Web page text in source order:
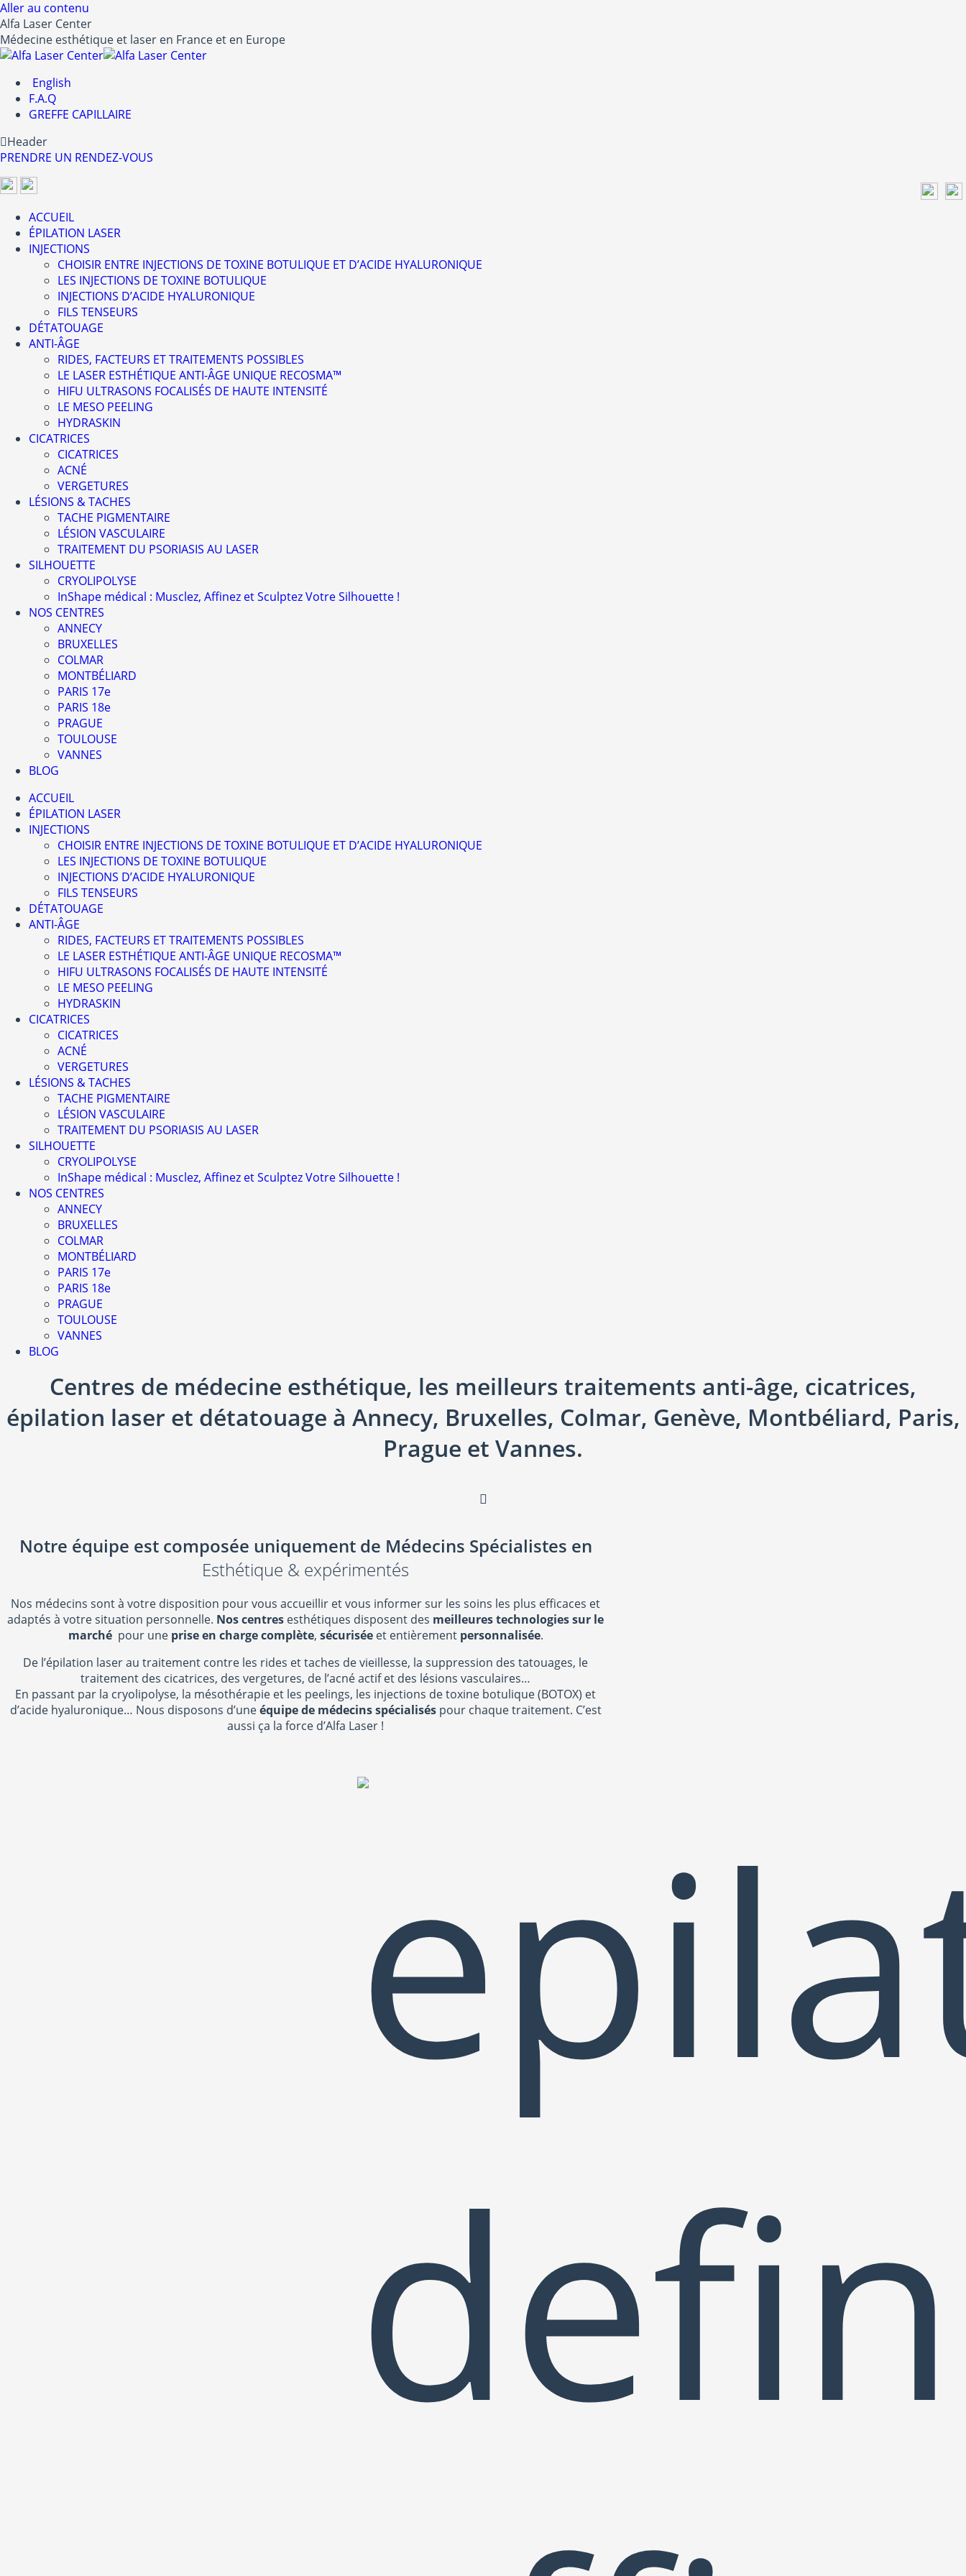
Aller au contenu
Alfa Laser Center
Médecine esthétique et laser en France et en Europe
English
F.A.Q
GREFFE CAPILLAIRE
Header
PRENDRE UN RENDEZ-VOUS
ACCUEIL
ÉPILATION LASER
INJECTIONS
CHOISIR ENTRE INJECTIONS DE TOXINE BOTULIQUE ET D’ACIDE HYALURONIQUE
LES INJECTIONS DE TOXINE BOTULIQUE
INJECTIONS D’ACIDE HYALURONIQUE
FILS TENSEURS
DÉTATOUAGE
ANTI-ÂGE
RIDES, FACTEURS ET TRAITEMENTS POSSIBLES
LE LASER ESTHÉTIQUE ANTI-ÂGE UNIQUE RECOSMA™
HIFU ULTRASONS FOCALISÉS DE HAUTE INTENSITÉ
LE MESO PEELING
HYDRASKIN
CICATRICES
CICATRICES
ACNÉ
VERGETURES
LÉSIONS & TACHES
TACHE PIGMENTAIRE
LÉSION VASCULAIRE
TRAITEMENT DU PSORIASIS AU LASER
SILHOUETTE
CRYOLIPOLYSE
InShape médical : Musclez, Affinez et Sculptez Votre Silhouette !
NOS CENTRES
ANNECY
BRUXELLES
COLMAR
MONTBÉLIARD
PARIS 17e
PARIS 18e
PRAGUE
TOULOUSE
VANNES
BLOG
ACCUEIL
ÉPILATION LASER
INJECTIONS
CHOISIR ENTRE INJECTIONS DE TOXINE BOTULIQUE ET D’ACIDE HYALURONIQUE
LES INJECTIONS DE TOXINE BOTULIQUE
INJECTIONS D’ACIDE HYALURONIQUE
FILS TENSEURS
DÉTATOUAGE
ANTI-ÂGE
RIDES, FACTEURS ET TRAITEMENTS POSSIBLES
LE LASER ESTHÉTIQUE ANTI-ÂGE UNIQUE RECOSMA™
HIFU ULTRASONS FOCALISÉS DE HAUTE INTENSITÉ
LE MESO PEELING
HYDRASKIN
CICATRICES
CICATRICES
ACNÉ
VERGETURES
LÉSIONS & TACHES
TACHE PIGMENTAIRE
LÉSION VASCULAIRE
TRAITEMENT DU PSORIASIS AU LASER
SILHOUETTE
CRYOLIPOLYSE
InShape médical : Musclez, Affinez et Sculptez Votre Silhouette !
NOS CENTRES
ANNECY
BRUXELLES
COLMAR
MONTBÉLIARD
PARIS 17e
PARIS 18e
PRAGUE
TOULOUSE
VANNES
BLOG
Centres de médecine esthétique, les meilleurs traitements anti-âge, cicatrices,
épilation laser et détatouage à Annecy, Bruxelles, Colmar, Genève, Montbéliard, Paris,
Prague et Vannes.
Notre équipe est composée uniquement de Médecins Spécialistes en
Esthétique & expérimentés
Nos médecins sont à votre disposition pour vous accueillir et vous informer sur les soins les plus efficaces et
adaptés à votre situation personnelle. Nos centres esthétiques disposent des meilleures technologies sur le
marchépour une prise en charge complète, sécuriséeet entièrement personnalisée.
De l’épilation laser au traitement contre les rides et taches de vieillesse, la suppression des tatouages, le
traitement des cicatrices, des vergetures, de l’acné actif et des lésions vasculaires…
En passant par la cryolipolyse, la mésothérapie et les peelings, les injections de toxine botulique (BOTOX) et
d’acide hyaluronique… Nous disposons d’uneéquipe de médecins spécialiséspour chaque traitement. C’est
aussi ça la force d’Alfa Laser !